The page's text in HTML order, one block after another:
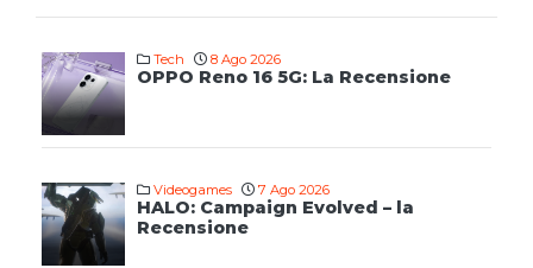
Tech 8 Ago 2026
OPPO Reno 16 5G: La Recensione
Videogames 7 Ago 2026
HALO: Campaign Evolved – la
Recensione